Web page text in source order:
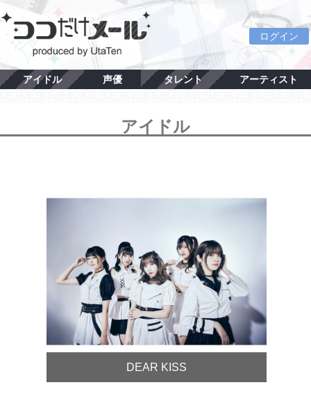
ログイン
アイドル 声優 タレント アーティスト
アイドル
DEAR KISS